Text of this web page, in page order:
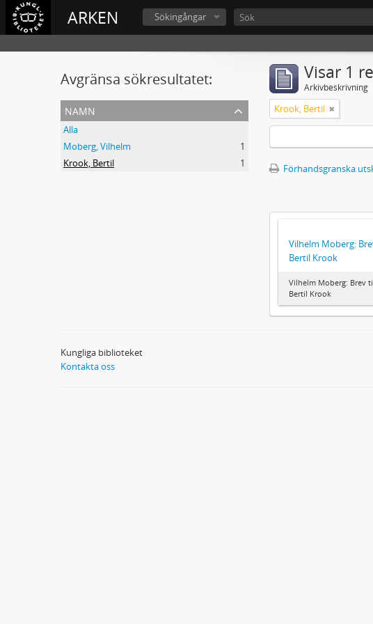
ARKEN Sökingångar
Avgränsa sökresultatet:
namn
Alla
Moberg, Vilhelm
1
Krook, Bertil
1
Visar 1
Arkivbeskrivning
Krook, Bertil
Förhandsgranska
Vilhelm Moberg:
Bertil Krook
Vilhelm Moberg: Brev
Bertil Krook
Kungliga biblioteket
Kontakta oss